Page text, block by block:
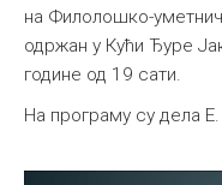
на Филолошко-
одржан у Кући Ђуре
године од 19 сати.
На програму су дела